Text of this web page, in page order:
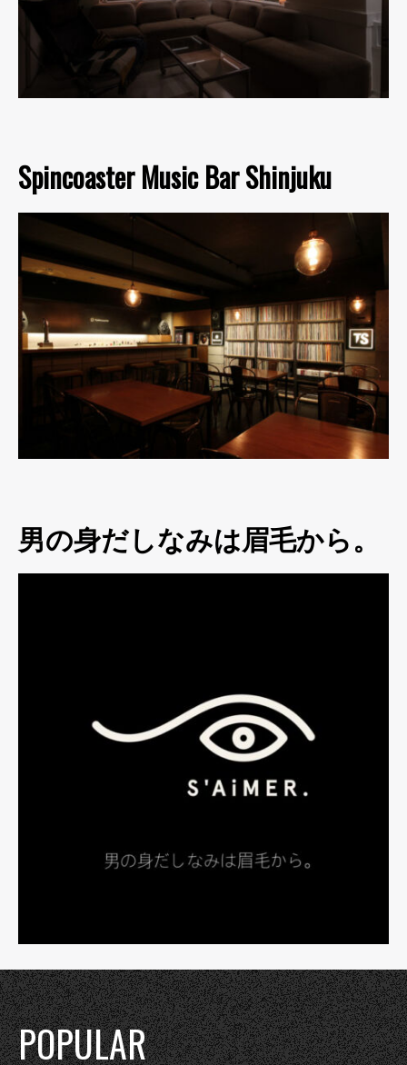
Spincoaster Music Bar Shinjuku
男の身だしなみは眉毛から。
POPULAR